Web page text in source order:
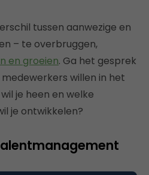
tussen aanwezige en
– te overbruggen,
en groeien. Ga het gesprek
willen in het
je heen en welke
je ontwikkelen?